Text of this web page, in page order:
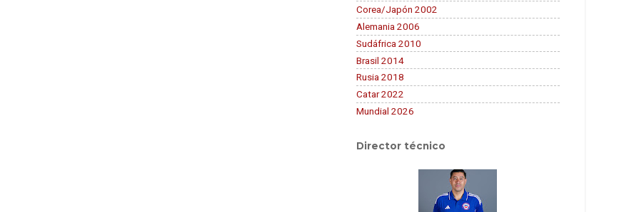
Corea/Japón 2002
Alemania 2006
Sudáfrica 2010
Brasil 2014
Rusia 2018
Catar 2022
Mundial 2026
Director técnico